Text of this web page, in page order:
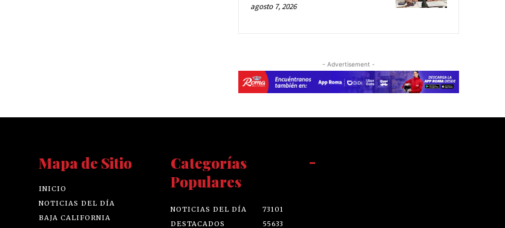
agosto 7, 2026
- Advertisement -
Mapa de Sitio
INICIO
NOTICIAS DEL DÍA
BAJA CALIFORNIA
Categorías
Populares
NOTICIAS DEL DÍA
73101
DESTACADOS
55633
-